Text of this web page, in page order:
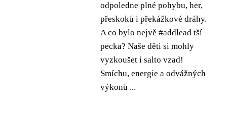
odpoledne plné pohybu, her,
přeskoků i překážkové dráhy.
A co bylo nejvě #addlead tší
pecka? Naše děti si mohly
vyzkoušet i salto vzad!
Smíchu, energie a odvážných
výkonů ...